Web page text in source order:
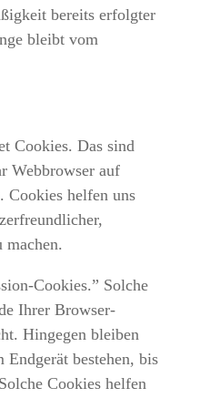
bereits erfolgter
bleibt vom
Cookies. Das sind
Webbrowser auf
Cookies helfen uns
Cookies.” Solche
Ihrer Browser-
Hingegen bleiben
Endgerät bestehen, bis
Cookies helfen